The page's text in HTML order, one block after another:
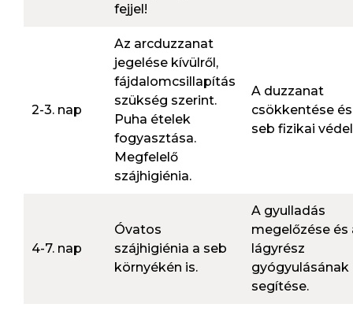
fejjel!
2-3. nap
Az arcduzzanat
jegelése kívülről,
fájdalomcsillapítás
szükség szerint.
Puha ételek
fogyasztása.
Megfelelő
szájhigiénia.
A duzzanat
csökkentése
seb fizikai
4-7. nap
Óvatos
szájhigiénia a seb
környékén is.
A gyulladás
megelőzése és
lágyrész
gyógyulásának
segítése.